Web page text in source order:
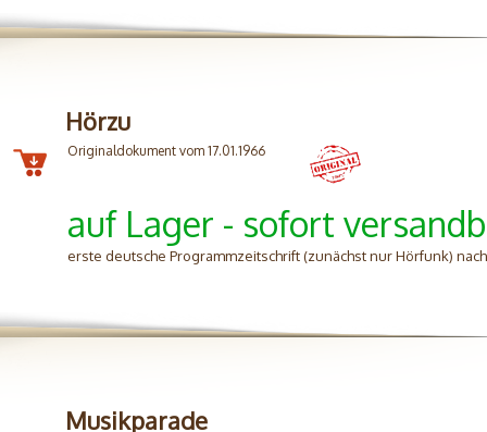
Hörzu
Originaldokument vom 17.01.1966
auf Lager - sofort
erste deutsche Programmzeitschrift (zunächst nur Hörfunk)
Musikparade